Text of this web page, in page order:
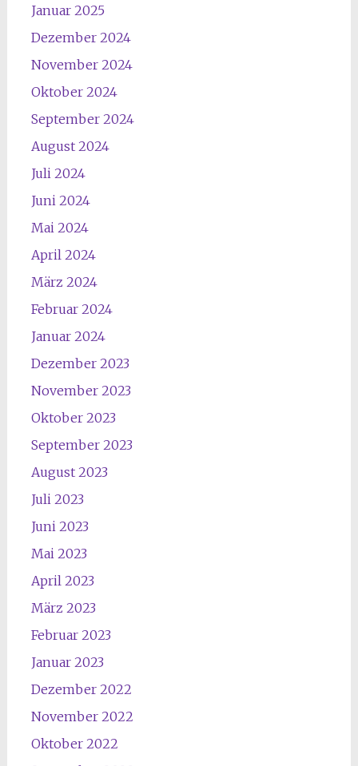
Januar 2025
Dezember 2024
November 2024
Oktober 2024
September 2024
August 2024
Juli 2024
Juni 2024
Mai 2024
April 2024
März 2024
Februar 2024
Januar 2024
Dezember 2023
November 2023
Oktober 2023
September 2023
August 2023
Juli 2023
Juni 2023
Mai 2023
April 2023
März 2023
Februar 2023
Januar 2023
Dezember 2022
November 2022
Oktober 2022